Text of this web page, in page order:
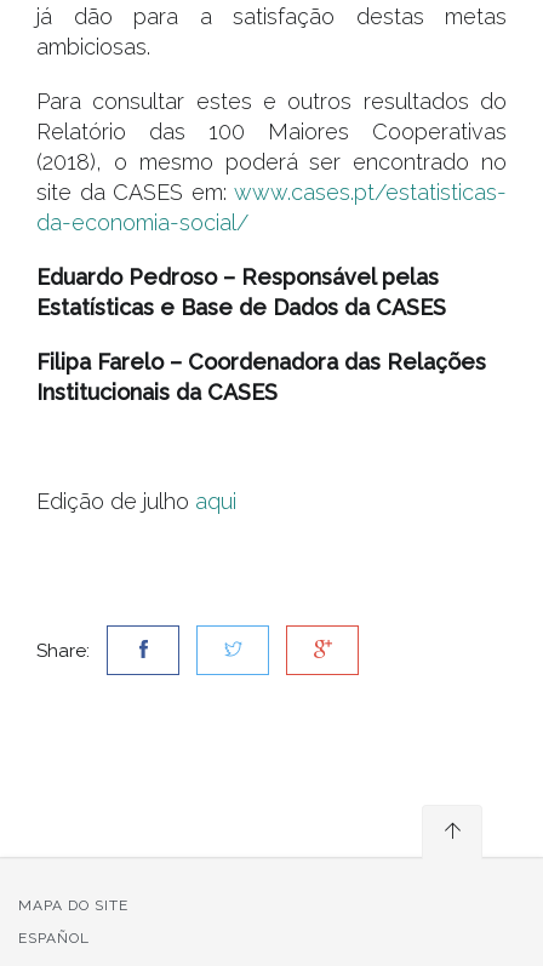
já dão para a satisfação destas metas
ambiciosas.
Para consultar estes e outros resultados do
Relatório das 100 Maiores Cooperativas
(2018), o mesmo poderá ser encontrado no
site da CASES em: www.cases.pt/estatisticas-
da-economia-social/
Eduardo Pedroso – Responsável pelas
Estatísticas e Base de Dados da CASES
Filipa Farelo – Coordenadora das Relações
Institucionais da CASES
Edição de julho aqui
Share:
MAPA DO SITE
ESPAÑOL